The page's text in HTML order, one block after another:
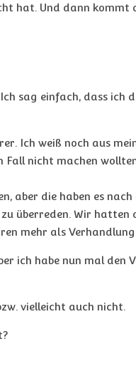
hat. Und dann kommt
sag einfach, dass ich
Ich weiß noch aus
Fall nicht machen
aber die haben es nach
überreden. Wir hatten
mehr als
ich habe nun mal den
vielleicht auch nicht.